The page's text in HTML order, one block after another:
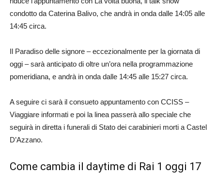
condotto da Caterina Balivo, che andrà in onda dalle 14:05 alle
14:45 circa.
Il Paradiso delle signore –eccezionalmente per la giornata di
oggi – sarà anticipato di oltre un’ora nella programmazione
pomeridiana, e andrà in onda dalle 14:45 alle 15:27 circa.
A seguire ci sarà il consueto appuntamento con CCISS –
Viaggiare informati e poi la linea passerà allo speciale che
seguirà in diretta i funerali di Stato dei carabinieri morti a Castel
D’Azzano.
Come cambia il daytime di Rai 1 oggi 17